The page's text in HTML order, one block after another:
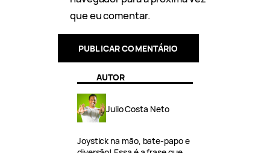
que eu comentar.
AUTOR
Julio Costa Neto
Joystick na mão, bate-papo e